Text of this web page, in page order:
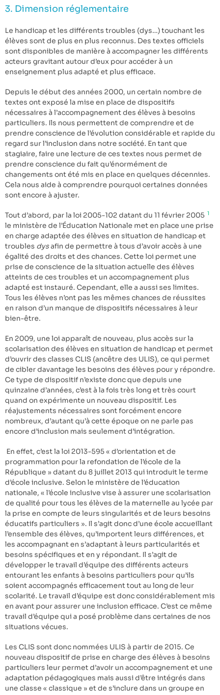
3. Dimension réglementaire
Le handicap et les différents troubles (dys…) touchant les
élèves sont de plus en plus reconnus. Des textes officiels
sont disponibles de manière à accompagner les différents
acteurs gravitant autour d’eux pour accéder à un
enseignement plus adapté et plus efficace.
Depuis le début des années 2000, un certain nombre de
textes ont exposé la mise en place de dispositifs
nécessaires à l’accompagnement des élèves à besoins
particuliers. Ils nous permettent de comprendre et de
prendre conscience de l’évolution considérable et rapide du
regard sur l’inclusion dans notre société. En tant que
stagiaire, faire une lecture de ces textes nous permet de
prendre conscience du fait qu’énormément de
changements ont été mis en place en quelques décennies.
Cela nous aide à comprendre pourquoi certaines données
sont encore à ajuster.
Tout d’abord, par la loi 2005-102 datant du 11 février 2005 1
le ministère de l’Éducation Nationale met en place une prise
en charge adaptée des élèves en situation de handicap et
troubles dysafin de permettre à tous d’avoir accès à une
égalité des droits et des chances. Cette loi permet une
prise de conscience de la situation actuelle des élèves
atteints de ces troubles et un accompagnement plus
adapté est instauré. Cependant, elle a aussi ses limites.
Tous les élèves n’ont pas les mêmes chances de réussites
en raison d’un manque de dispositifs nécessaires à leur
bien-être.
En 2009, une loi apparaît de nouveau, plus accès sur la
scolarisation des élèves en situation de handicap et permet
d’ouvrir des classes CLIS (ancêtre des ULIS), ce qui permet
de cibler davantage les besoins des élèves pour y répondre.
Ce type de dispositif n’existe donc que depuis une
quinzaine d’années, c’est à la fois très long et très court
quand on expérimente un nouveau dispositif. Les
réajustements nécessaires sont forcément encore
nombreux, d’autant qu’à cette époque on ne parle pas
encore d’inclusion mais seulement d’intégration.
En effet, c’est la loi 2013-595 « d’orientation et de
programmation pour la refondation de l’école de la
République » datant du 8 juillet 2013 qui introduit le terme
d’école inclusive. Selon le ministère de l’éducation
nationale, « l’école inclusive vise à assurer une scolarisation
de qualité pour tous les élèves de la maternelle au lycée par
la prise en compte de leurs singularités et de leurs besoins
éducatifs particuliers ». Il s’agit donc d’une école accueillant
l’ensemble des élèves, qu’importent leurs différences, et
les accompagnant en s’adaptant à leurs particularités et
besoins spécifiques et en y répondant. Il s’agit de
développer le travail d’équipe des différents acteurs
entourant les enfants à besoins particuliers pour qu’ils
soient accompagnés efficacement tout au long de leur
scolarité. Le travail d’équipe est donc considérablement mis
en avant pour assurer une inclusion efficace. C’est ce même
travail d’équipe qui a posé problème dans certaines de nos
situations vécues.
Les CLIS sont donc nommées ULIS à partir de 2015. Ce
nouveau dispositif de prise en charge des élèves à besoins
particuliers leur permet d’avoir un accompagnement et une
adaptation pédagogiques mais aussi d’être intégrés dans
une classe « classique » et de s’inclure dans un groupe en